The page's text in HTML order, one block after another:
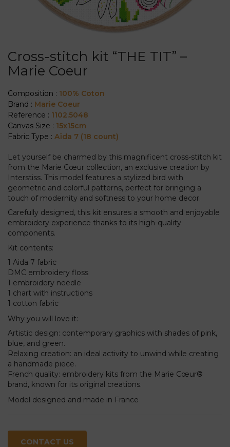
Cross-stitch kit “THE TIT” –
Marie Coeur
Composition : 100% Coton
Brand : Marie Coeur
Reference : 1102.5048
Canvas Size : 15x15cm
Fabric Type : Aïda 7 (18 count)
Let yourself be charmed by this magnificent cross-stitch kit
from the Marie Cœur collection, an exclusive creation by
Interstiss. This model features a stylized bird with
geometric and colorful patterns, perfect for bringing a
touch of modernity and softness to your home decor.
Carefully designed, this kit ensures a smooth and enjoyable
embroidery experience thanks to its high-quality
components.
Kit contents:
1 Aida 7 fabric
DMC embroidery floss
1 embroidery needle
1 chart with instructions
1 cotton fabric
Why you will love it:
Artistic design: contemporary graphics with shades of pink,
blue, and green.
Relaxing creation: an ideal activity to unwind while creating
a handmade piece.
French quality: embroidery kits from the Marie Cœur®
brand, known for its original creations.
Model designed and made in France
CONTACT US